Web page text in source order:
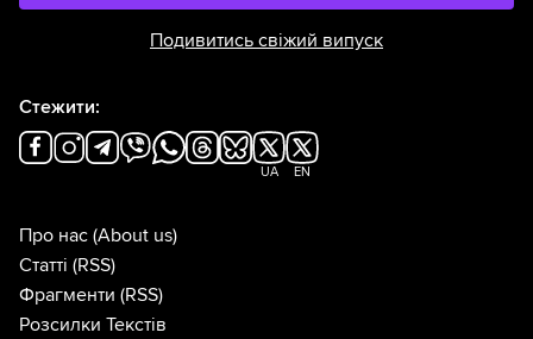
Подивитись свіжий випуск
Стежити:
UA EN
Про нас (About us)
Статті (RSS)
Фрагменти (RSS)
Розсилки Текстів